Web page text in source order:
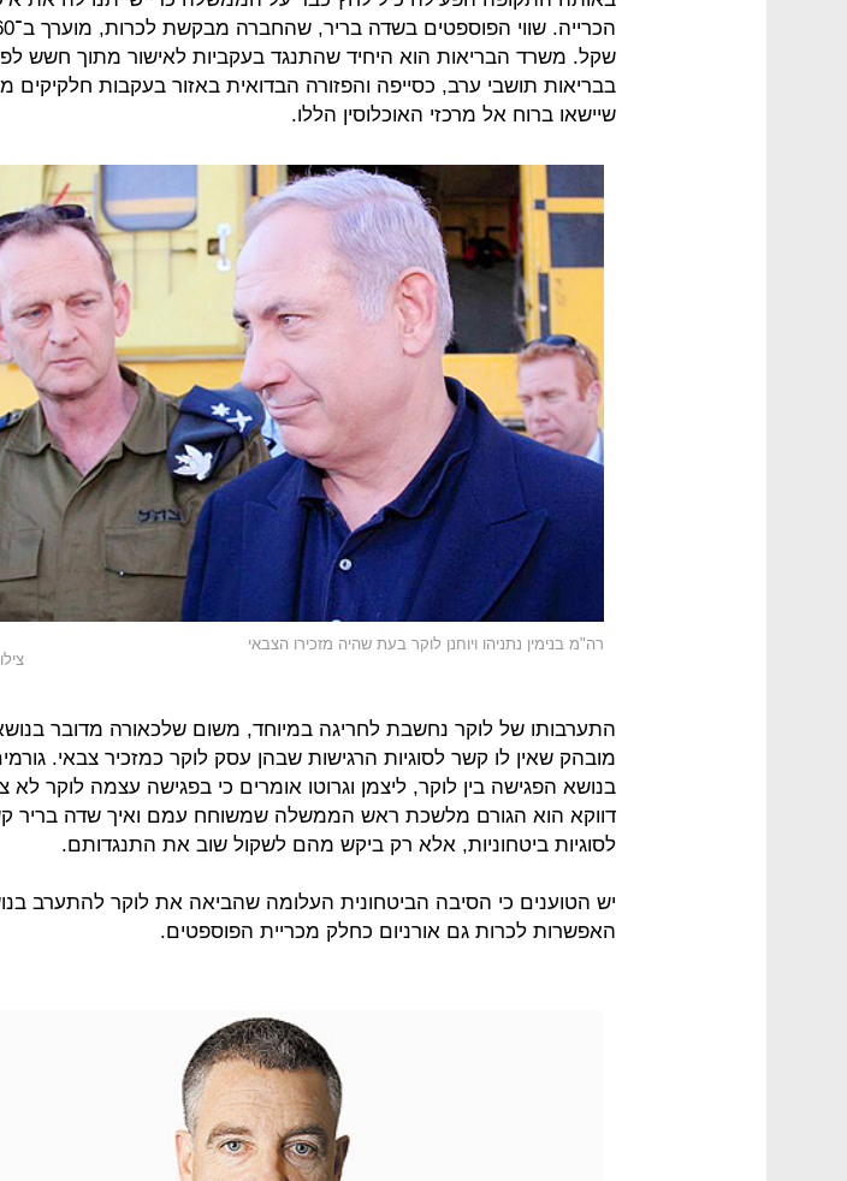
שקל. משרד הבריאות הוא היחיד שהתנגד בעקביות לאישור מתוך חשש
בבריאות תושבי ערב, כסייפה והפזורה הבדואית באזור בעקבות חלקיקים
שיישאו ברוח אל מרכזי האוכלוסין הללו.
רה"מ בנימין נתניהו ויוחנן לוקר בעת שהיה מזכירו הצבאי
התערבותו של לוקר נחשבת לחריגה במיוחד, משום שלכאורה מדובר
מובהק שאין לו קשר לסוגיות הרגישות שבהן עסק לוקר כמזכיר צבאי.
בנושא הפגישה בין לוקר, ליצמן וגרוטו אומרים כי בפגישה עצמה לוקר לא
דווקא הוא הגורם מלשכת ראש הממשלה שמשוחח עמם ואיך שדה בריר
לסוגיות ביטחוניות, אלא רק ביקש מהם לשקול שוב את התנגדותם.
יש הטוענים כי הסיבה הביטחונית העלומה שהביאה את לוקר להתערב
האפשרות לכרות גם אורניום כחלק מכריית הפוספטים.